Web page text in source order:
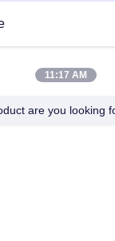
ottica corazzato da
con bobina in
LC/UPC-LC/UPC
a LC uniboot 8
11:17 AM
are you looking